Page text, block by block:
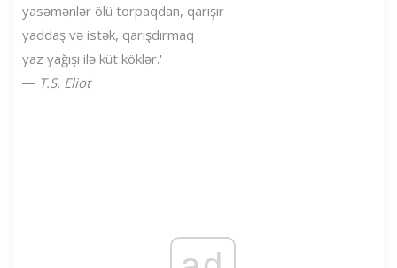
yasəmənlər ölü torpaqdan, qarışır
yaddaş və istək, qarışdırmaq
yaz yağışı ilə küt köklər.'
― T.S. Eliot